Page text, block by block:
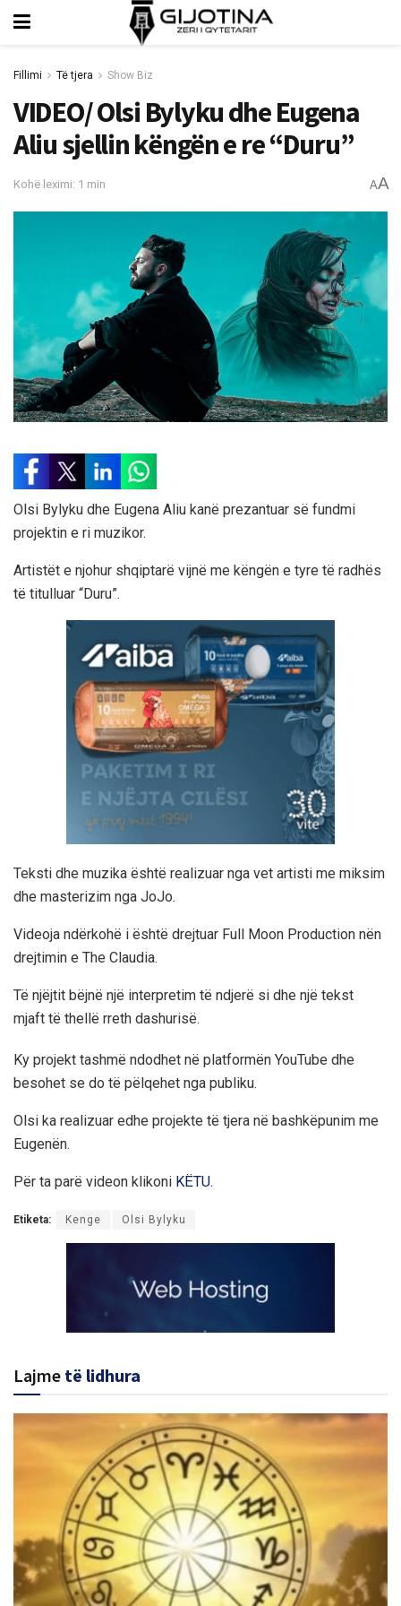
Fillimi Të tjera Show Biz
VIDEO/ Olsi Bylyku dhe Eugena
Aliu sjellin këngën e re “Duru”
Kohë leximi: 1 min AA
Olsi Bylyku dhe Eugena Aliu kanë prezantuar së fundmi
projektin e ri muzikor.
Artistët e njohur shqiptarë vijnë me këngën e tyre të radhës
të titulluar “Duru”.
Teksti dhe muzika është realizuar nga vet artisti me miksim
dhe masterizim nga JoJo.
Videoja ndërkohë i është drejtuar Full Moon Production nën
drejtimin e The Claudia.
Të njëjtit bëjnë një interpretim të ndjerë si dhe një tekst
mjaft të thellë rreth dashurisë.
Ky projekt tashmë ndodhet në platformën YouTube dhe
besohet se do të pëlqehet nga publiku.
Olsi ka realizuar edhe projekte të tjera në bashkëpunim me
Eugenën.
Për ta parë videon klikoni KËTU.
Etiketa: Kenge Olsi Bylyku
Lajme të lidhura